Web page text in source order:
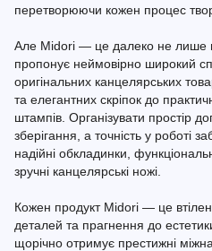
перетворюючи кожен процес
Але Midori — це далеко не лише
пропонує неймовірно широкий
оригінальних канцелярських
та елегантних скріпок до
штампів. Організувати простір
зберігання, а точність у роботі
надійні обкладинки,
зручні канцелярські ножі.
Кожен продукт Midori — це
деталей та прагнення до
щорічно отримує престижні